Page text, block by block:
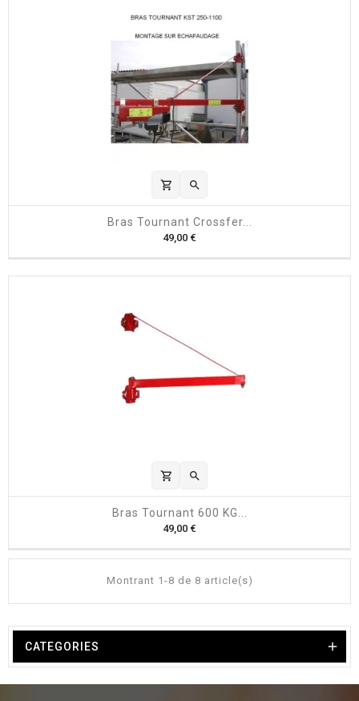
shopping_cart 
Bras Tournant Crossfer...
49,00 €
x
shopping_cart 
Bras Tournant 600 KG...
49,00 €
i
Montrant 1-8 de 8 article(s)
CATEGORIES 